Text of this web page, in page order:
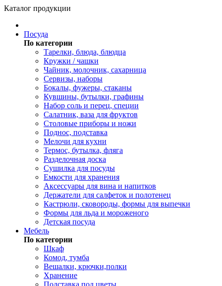
Каталог продукции
Посуда
По категории
Тарелки, блюда, блюдца
Кружки / чашки
Чайник, молочник, сахарница
Сервизы, наборы
Бокалы, фужеры, стаканы
Кувшины, бутылки, графины
Набор соль и перец, специи
Салатник, ваза для фруктов
Столовые приборы и ножи
Поднос, подставка
Мелочи для кухни
Термос, бутылка, фляга
Разделочная доска
Сушилка для посуды
Емкости для хранения
Аксессуары для вина и напитков
Держатели для салфеток и полотенец
Кастрюли, сковороды, формы для выпечки
Формы для льда и мороженого
Детская посуда
Мебель
По категории
Шкаф
Комод, тумба
Вешалки, крючки,полки
Хранение
Подставка под цветы